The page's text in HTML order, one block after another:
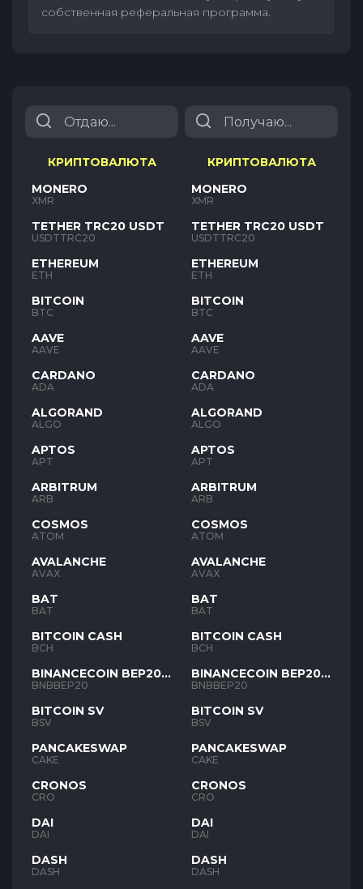
собственная реферальная программа.
КРИПТОВАЛЮТА
MONERO
XMR
TETHER TRC20 USDT
USDTTRC20
ETHEREUM
ETH
BITCOIN
BTC
AAVE
AAVE
CARDANO
ADA
ALGORAND
ALGO
APTOS
APT
ARBITRUM
ARB
COSMOS
ATOM
AVALANCHE
AVAX
BAT
BAT
BITCOIN CASH
BCH
BINANCECOIN BEP20
BNB
BNBBEP20
BITCOIN SV
BSV
PANCAKESWAP
CAKE
CRONOS
CRO
DAI
DAI
DASH
DASH
КРИПТОВАЛЮТА
MONERO
XMR
TETHER TRC20 USDT
USDTTRC20
ETHEREUM
ETH
BITCOIN
BTC
AAVE
AAVE
CARDANO
ADA
ALGORAND
ALGO
APTOS
APT
ARBITRUM
ARB
COSMOS
ATOM
AVALANCHE
AVAX
BAT
BAT
BITCOIN CASH
BCH
BINANCECOIN BEP20
BNB
BNBBEP20
BITCOIN SV
BSV
PANCAKESWAP
CAKE
CRONOS
CRO
DAI
DAI
DASH
DASH